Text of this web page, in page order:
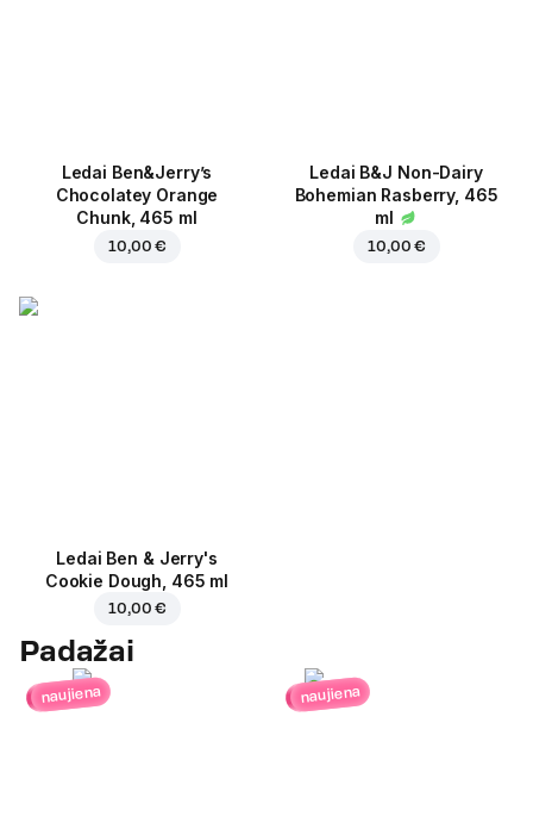
Ledai Ben&Jerry’s
Chocolatey Orange
Chunk, 465 ml
10,00 €
Ledai B&J Non-Dairy
Bohemian Rasberry, 465
ml
10,00 €
Ledai Ben & Jerry's
Cookie Dough, 465 ml
10,00 €
Padažai
naujiena naujiena